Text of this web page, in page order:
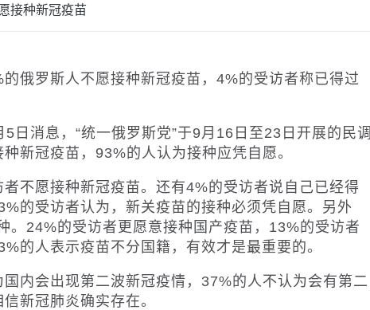
接种新冠疫苗
俄罗斯人不愿接种新冠疫苗，4%的受访者称已得过
消息，“统一俄罗斯党”于9月16日至23日开展的民调
新冠疫苗，93%的人认为接种应凭自愿。
愿接种新冠疫苗。还有4%的受访者说自己已经得
的受访者认为，新关疫苗的接种必须凭自愿。另外
。24%的受访者更愿意接种国产疫苗，13%的受访者
的人表示疫苗不分国籍，有效才是最重要的。
会出现第二波新冠疫情，37%的人不认为会有第二
新冠肺炎确实存在。